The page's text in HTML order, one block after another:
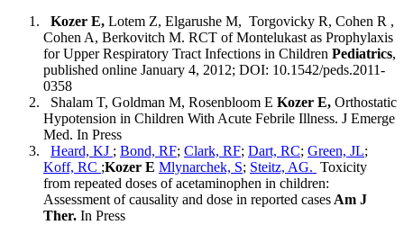
Kozer E, Lotem Z, Elgarushe M, Torgovicky R, Cohen R ,
Cohen A, Berkovitch M. RCT of Montelukast as Prophylaxis
for Upper Respiratory Tract Infections in Children Pediatrics,
published online January 4, 2012; DOI: 10.1542/peds.2011-
0358
Shalam T, Goldman M, Rosenbloom E Kozer E, Orthostatic
Hypotension in Children With Acute Febrile Illness. J Emerge
Med. In Press
Heard, KJ ; Bond, RF; Clark, RF; Dart, RC; Green, JL;
Koff, RC ;Kozer E Mlynarchek, S; Steitz, AG. Toxicity
from repeated doses of acetaminophen in children:
Assessment of causality and dose in reported cases Am J
Ther. In Press